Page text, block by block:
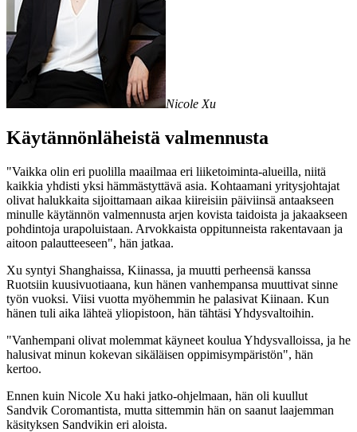
Nicole Xu
Käytännönläheistä valmennusta
"Vaikka olin eri puolilla maailmaa eri liiketoiminta-alueilla, niitä
kaikkia yhdisti yksi hämmästyttävä asia. Kohtaamani yritysjohtajat
olivat halukkaita sijoittamaan aikaa kiireisiin päiviinsä antaakseen
minulle käytännön valmennusta arjen kovista taidoista ja jakaakseen
pohdintoja urapoluistaan. Arvokkaista oppitunneista rakentavaan ja
aitoon palautteeseen", hän jatkaa.
Xu syntyi Shanghaissa, Kiinassa, ja muutti perheensä kanssa
Ruotsiin kuusivuotiaana, kun hänen vanhempansa muuttivat sinne
työn vuoksi. Viisi vuotta myöhemmin he palasivat Kiinaan. Kun
hänen tuli aika lähteä yliopistoon, hän tähtäsi Yhdysvaltoihin.
"Vanhempani olivat molemmat käyneet koulua Yhdysvalloissa, ja he
halusivat minun kokevan sikäläisen oppimisympäristön", hän
kertoo.
Ennen kuin Nicole Xu haki jatko-ohjelmaan, hän oli kuullut
Sandvik Coromantista, mutta sittemmin hän on saanut laajemman
käsityksen Sandvikin eri aloista.